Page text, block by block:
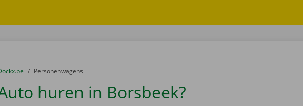
bevindt zich hier:
naar
Personenwagens
huren in Borsbeek?